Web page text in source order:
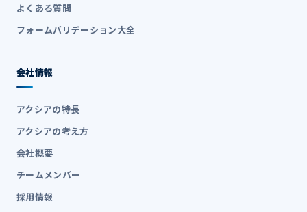
よくある質問
フォームバリデーション大全
会社情報
アクシアの特長
アクシアの考え方
会社概要
チームメンバー
採用情報